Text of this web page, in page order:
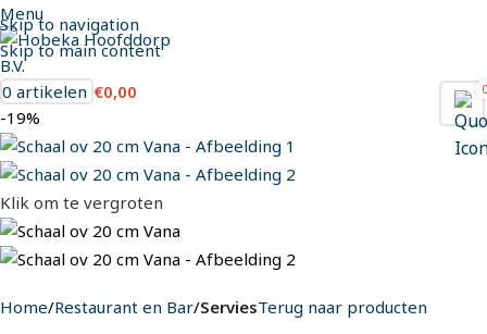
Skip to navigation
Skip to main content
Menu
0
0 artikelen €0,00
-19%
Klik om te vergroten
Home Restaurant en Bar ServiesTerug naar producten